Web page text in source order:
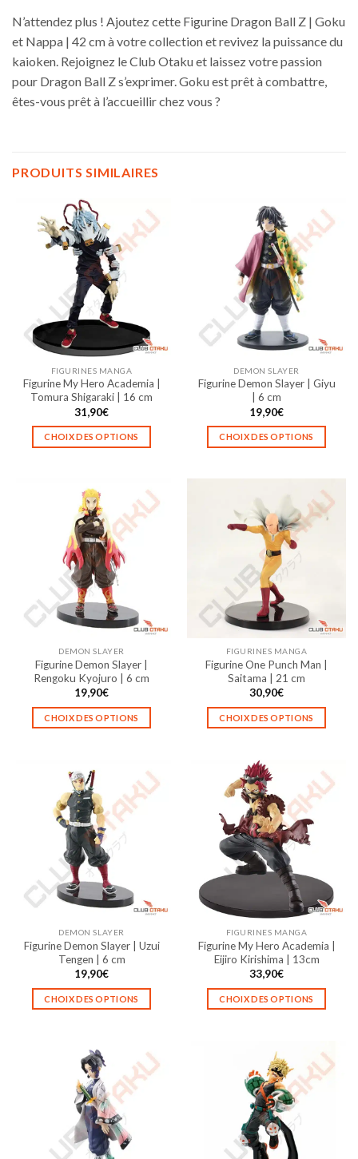
N’attendez plus ! Ajoutez cette Figurine Dragon Ball Z | Goku
et Nappa | 42 cm à votre collection et revivez la puissance du
kaioken. Rejoignez le Club Otaku et laissez votre passion
pour Dragon Ball Z s’exprimer. Goku est prêt à combattre,
êtes-vous prêt à l’accueillir chez vous ?
PRODUITS SIMILAIRES
FIGURINES MANGA
Figurine My Hero Academia |
Tomura Shigaraki | 16 cm
31,90€
CHOIX DES OPTIONS
a
plusieurs
variations.
Les
options
peuvent
être
choisies
sur
page
du
produit
DEMON SLAYER
Figurine Demon Slayer | Giyu
| 6 cm
19,90€
CHOIX DES OPTIONS
plusieurs
variations.
Les
options
peuvent
être
choisies
sur
page
du
produit
DEMON SLAYER
Figurine Demon Slayer |
Rengoku Kyojuro | 6 cm
19,90€
CHOIX DES OPTIONS
a
plusieurs
variations.
Les
options
peuvent
être
choisies
sur
page
du
produit
FIGURINES MANGA
Figurine One Punch Man |
Saitama | 21 cm
30,90€
CHOIX DES OPTIONS
a
plusieurs
variations.
Les
options
peuvent
être
choisies
la
page
du
produit
DEMON SLAYER
Figurine Demon Slayer | Uzui
Tengen | 6 cm
19,90€
CHOIX DES OPTIONS
a
plusieurs
variations.
Les
options
peuvent
être
FIGURINES MANGA
Figurine My Hero Academia |
Eijiro Kirishima | 13cm
33,90€
CHOIX DES OPTIONS
plusieurs
variations.
Les
options
peuvent
être